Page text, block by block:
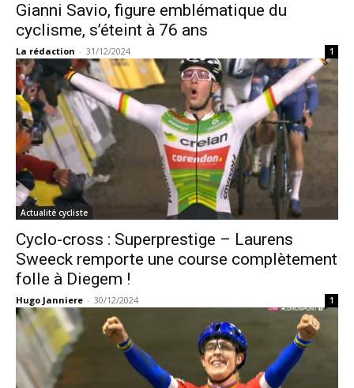
Gianni Savio, figure emblématique du
cyclisme, s’éteint à 76 ans
La rédaction - 31/12/2024 1
Actualité cycliste
Cyclo-cross : Superprestige – Laurens
Sweeck remporte une course complètement
folle à Diegem !
Hugo Janniere - 30/12/2024 1